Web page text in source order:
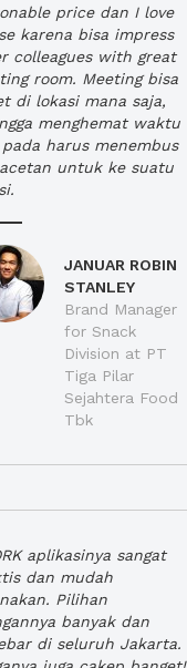
price dan I love
karena bisa impress
colleagues with great
room. Meeting bisa
di lokasi mana saja,
menghemat waktu
harus menembus
untuk ke suatu
JANUAR ROBIN
STANLEY
Brand Manager
for Snack
Division at PT
Tiga Pilar
Sejahtera Food
Tbk
aplikasinya sangat
dan mudah
Pilihan
banyak dan
di seluruh Jakarta.